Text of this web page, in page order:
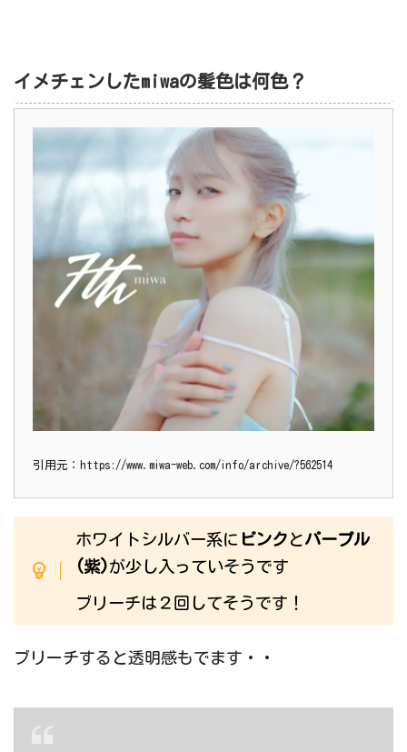
イメチェンしたmiwaの髪色は何色？
引用元：https://www.miwa-web.com/info/archive/?562514
ホワイトシルバー系に ピンク とパープル
(紫)が少し入っていそうです
ブリーチは２回してそうです！
ブリーチすると透明感もでます・・
ピンクのカラートリートメントの残留を